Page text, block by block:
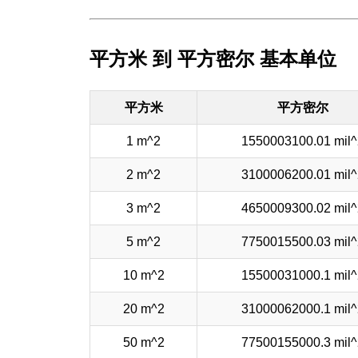
平方米 到 平方密尔 基本单位
平方米 平方密尔
1 m^2 1550003100.01
2 m^2 3100006200.01
3 m^2 4650009300.02
5 m^2 7750015500.03
10 m^2 15500031000.1
20 m^2 31000062000.1
50 m^2 77500155000.3